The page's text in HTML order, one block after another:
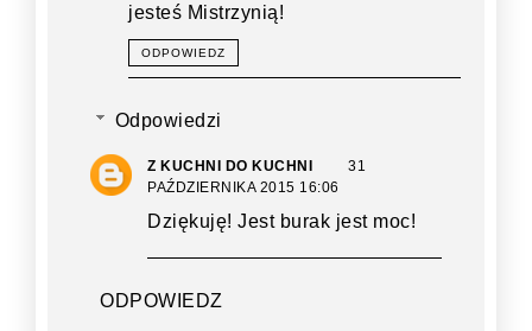
jesteś Mistrzynią!
ODPOWIEDZ
Odpowiedzi
Z KUCHNI DO KUCHNI
31
PAŹDZIERNIKA 2015 16:06
Dziękuję! Jest burak jest moc!
ODPOWIEDZ